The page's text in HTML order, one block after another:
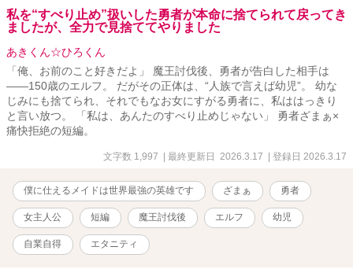
私を“すべり止め”扱いした勇者が本命に捨てられて戻ってき
ましたが、全力で見捨ててやりました
あきくん☆ひろくん
「俺、お前のこと好きだよ」 魔王討伐後、勇者が告白した相手は
――150歳のエルフ。 だがその正体は、“人族で言えば幼児”。 幼な
じみにも捨てられ、それでもなお女にすがる勇者に、私ははっきり
と言い放つ。 「私は、あんたのすべり止めじゃない」 勇者ざまぁ×
痛快拒絶の短編。
文字数 1,997 | 最終更新日 2026.3.17 | 登録日 2026.3.17
僕に仕えるメイドは世界最強の英雄です ざまぁ 勇者
女主人公 短編 魔王討伐後 エルフ 幼児
自業自得 エタニティ